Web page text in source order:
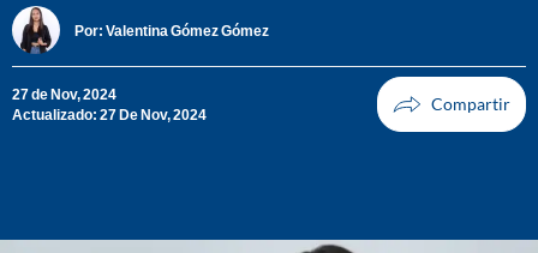
Por: Valentina Gómez Gómez
27 de Nov, 2024
Actualizado: 27 De Nov, 2024